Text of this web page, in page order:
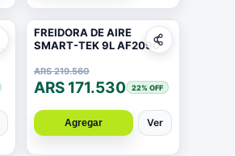
FREIDORA DE AIRE
SMART-TEK 9L AF2090
ARS 219.560
ARS 171.530 22% OFF
Agregar Ver